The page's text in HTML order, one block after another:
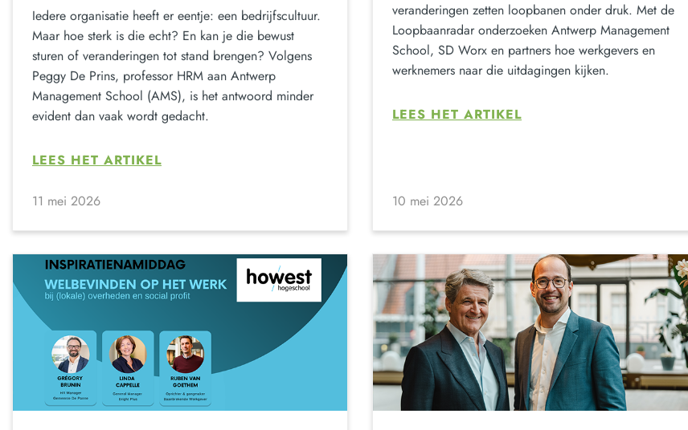
Iedere organisatie heeft er eentje: een bedrijfscultuur.
Maar hoe sterk is die echt? En kan je die bewust
sturen of veranderingen tot stand brengen? Volgens
Peggy De Prins, professor HRM aan Antwerp
Management School (AMS), is het antwoord minder
evident dan vaak wordt gedacht.
LEES HET ARTIKEL
11 mei 2026
veranderingen zetten loopbanen onder druk. Met de
Loopbaanradar onderzoeken Antwerp Management
School, SD Worx en partners hoe werkgevers en
werknemers naar die uitdagingen kijken.
LEES HET ARTIKEL
10 mei 2026